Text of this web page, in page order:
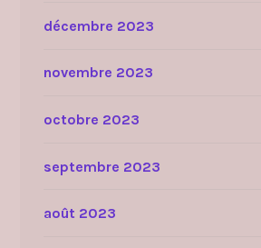
décembre 2023
novembre 2023
octobre 2023
septembre 2023
août 2023